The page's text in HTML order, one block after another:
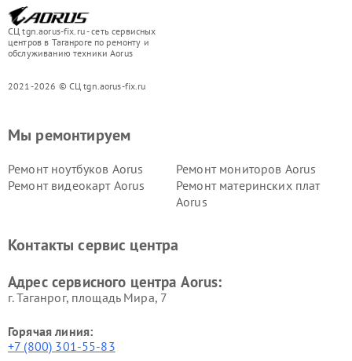
СЦ tgn.aorus-fix.ru - сеть сервисных
центров в Таганроге по ремонту и
обслуживанию техники Aorus
2021-2026 © СЦ tgn.aorus-fix.ru
Мы ремонтируем
Ремонт ноутбуков Aorus
Ремонт мониторов Aorus
Ремонт видеокарт Aorus
Ремонт материнских плат
Aorus
Контакты сервис центра
Адрес сервисного центра Aorus:
г. Таганрог, площадь Мира, 7
Горячая линия:
+7 (800) 301-55-83